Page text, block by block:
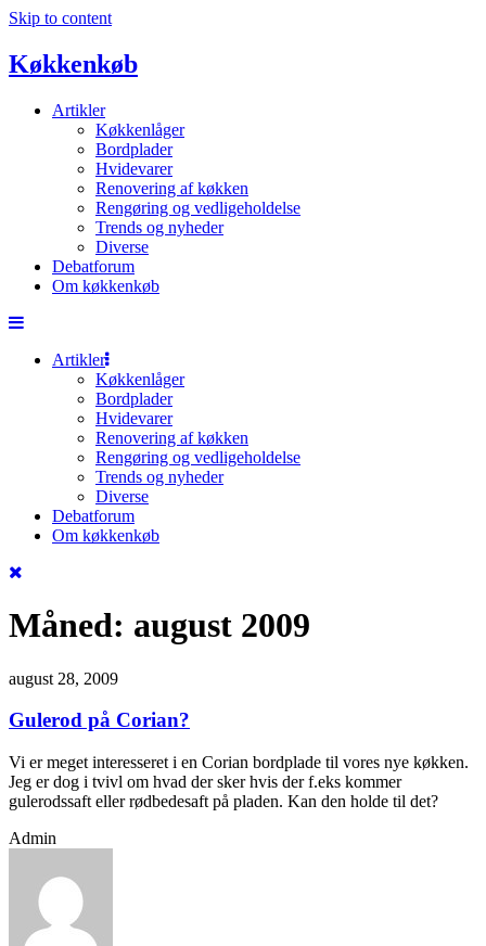
Skip to content
Køkkenkøb
Artikler
Køkkenlåger
Bordplader
Hvidevarer
Renovering af køkken
Rengøring og vedligeholdelse
Trends og nyheder
Diverse
Debatforum
Om køkkenkøb
Artikler
Køkkenlåger
Bordplader
Hvidevarer
Renovering af køkken
Rengøring og vedligeholdelse
Trends og nyheder
Diverse
Debatforum
Om køkkenkøb
Måned: august 2009
august 28, 2009
Gulerod på Corian?
Vi er meget interesseret i en Corian bordplade til vores nye køkken.
Jeg er dog i tvivl om hvad der sker hvis der f.eks kommer
gulerodssaft eller rødbedesaft på pladen. Kan den holde til det?
Admin